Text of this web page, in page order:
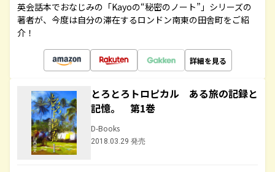
英会話本でおなじみの「Kayoの“秘密のノート”」シリーズの
著者が、今度は自分の滞在するロンドン南東の田舎町をご紹
介！
詳細を見る
とろとろトロピカル ある旅の記録と
記憶。 第1巻
D-Books
2018.03.29 発売